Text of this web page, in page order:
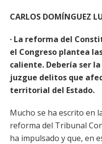
CARLOS DOMÍNGUEZ
· La reforma del
el Congreso plantea
caliente. Debería ser
juzgue delitos que
territorial del Estado.
Mucho se ha escrito en
reforma del Tribunal
ha impulsado y que, en